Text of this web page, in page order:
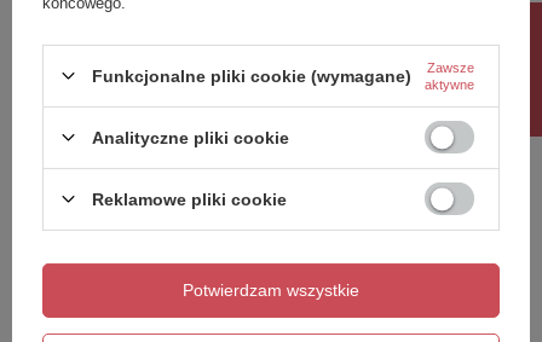
Dodaj własne zdjęcie produktu:
Funkcjonalne pliki cookie (wymagane) Zawsze
aktywne
Analityczne pliki cookie
Reklamowe pliki cookie
Potwierdzam wszystkie